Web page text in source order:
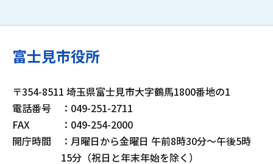
富士見市役所
〒354-8511 埼玉県富士見市大字鶴馬1800番地の1
電話番号
：049-251-2711
FAX
：049-254-2000
開庁時間
：月曜日から金曜日 午前8時30分～午後5時
15分（祝日と年末年始を除く）